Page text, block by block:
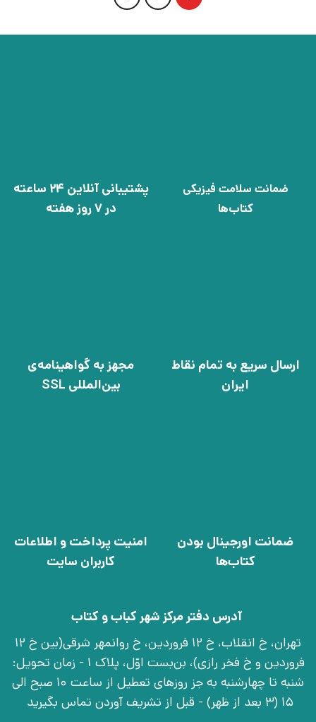
ضمانت سلامت فیزیکی
کتاب‌ها
پشتیبانی آنلاین 24 ساعته
در 7 روز هفته
ارسال سریع به تمام نقاط
ایران
مجهز به گواهینامه‌ی
بین‌المللی SSL
ضمانت اورجینال بودن
کتاب‌ها
امنیت پرداخت و اطلاعات
کاربران سایت
آدرس دفتر مرکز شهر کباب و کتاب
تهران، خ انقلاب، خ 12 فروردین، خ روانمهر شرقی(بین خ 12
فروردین و خ فخر رازی)، بن‌بست اوّل، پلاک 1 - زمان تحویل:
شنبه تا چهارشنبه به جز روزهای تعطیل از ساعت 10 صبح الی
15 (3 بعد از ظهر) - قبل از تشریف آوردن تماس بگیرید